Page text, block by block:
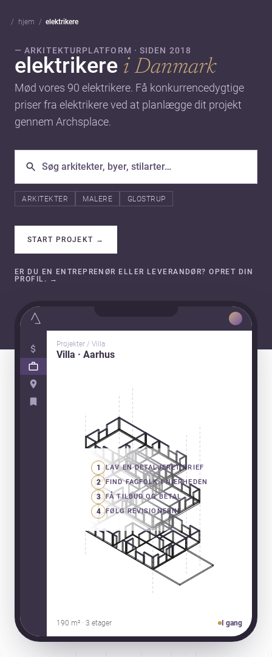
hjem elektrikere
— ARKITEKTURPLATFORM · SIDEN 2018
elektrikere i Danmark
Mød vores 90 elektrikere. Få konkurrencedygtige
priser fra elektrikere ved at planlægge dit projekt
gennem Archsplace.
ARKITEKTER MALERE GLOSTRUP
START PROJEKT →
ER DU EN ENTREPRENØR ELLER LEVERANDØR? OPRET DIN
PROFIL. →
Projekter / Villa
Villa · Aarhus
1 LAV EN DETALJERET BRIEF
2 FIND FAGFOLK I NÆRHEDEN
3 FÅ TILBUD OG BETAL
4 FØLG REVISIONERNE
190 m² · 3 etager I gang